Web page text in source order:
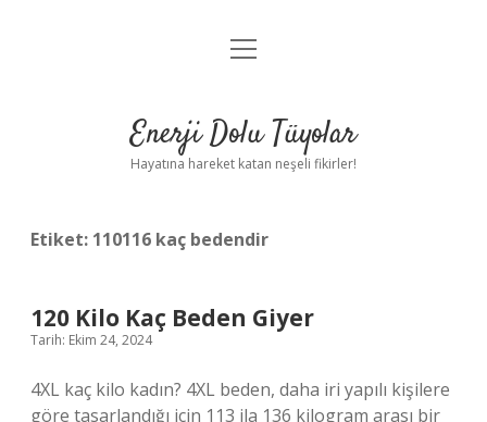
Anasayfa
Yasal Uyarı
menüyü
Enerji Dolu Tüyolar
Hayatına hareket katan neşeli fikirler!
Etiket: 110116 kaç bedendir
120 Kilo Kaç Beden Giyer
Tarih: Ekim 24, 2024
4XL kaç kilo kadın? 4XL beden, daha iri yapılı kişilere
göre tasarlandığı için 113 ila 136 kilogram arası bir